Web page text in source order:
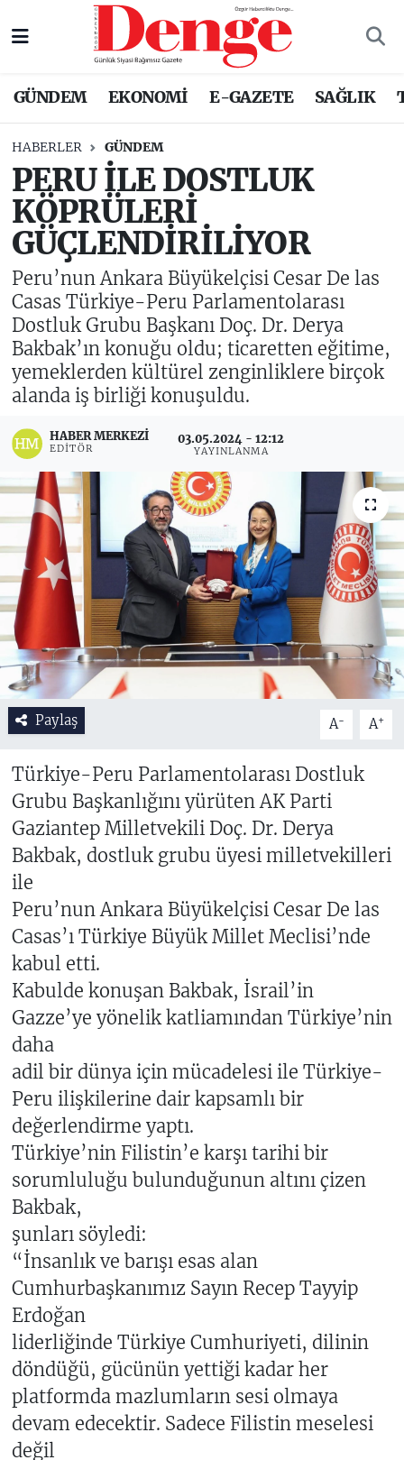
GÜNDEM EKONOMİ E-GAZETE SAĞLIK
HABERLER GÜNDEM
PERU İLE DOSTLUK
KÖPRÜLERİ
GÜÇLENDİRİLİYOR
Peru’nun Ankara Büyükelçisi Cesar De las
Casas Türkiye-Peru Parlamentolarası
Dostluk Grubu Başkanı Doç. Dr. Derya
Bakbak’ın konuğu oldu; ticaretten eğitime,
yemeklerden kültürel zenginliklere birçok
alanda iş birliği konuşuldu.
HABER MERKEZI
EDITÖR
03.05.2024 - 12:12
YAYINLANMA
Paylaş A- A+
Türkiye-Peru Parlamentolarası Dostluk
Grubu Başkanlığını yürüten AK Parti
Gaziantep Milletvekili Doç. Dr. Derya
Bakbak, dostluk grubu üyesi milletvekilleri
ile
Peru’nun Ankara Büyükelçisi Cesar De las
Casas’ı Türkiye Büyük Millet Meclisi’nde
kabul etti.
Kabulde konuşan Bakbak, İsrail’in
Gazze’ye yönelik katliamından Türkiye’nin
daha
adil bir dünya için mücadelesi ile Türkiye-
Peru ilişkilerine dair kapsamlı bir
değerlendirme yaptı.
Türkiye’nin Filistin’e karşı tarihi bir
sorumluluğu bulunduğunun altını çizen
Bakbak,
şunları söyledi:
“İnsanlık ve barışı esas alan
Cumhurbaşkanımız Sayın Recep Tayyip
Erdoğan
liderliğinde Türkiye Cumhuriyeti, dilinin
döndüğü, gücünün yettiği kadar her
platformda mazlumların sesi olmaya
devam edecektir. Sadece Filistin meselesi
değil
Nöbetçi Eczaneler
Trafik Durumu
Süper Lig Puan Durumu ve Fikstür
Tüm Manşetler
Son Dakika Haberleri
Haber Arşivi